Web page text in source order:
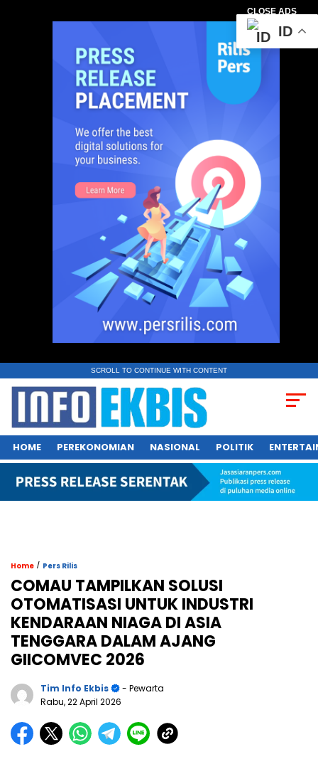
CLOSE ADS
SCROLL TO CONTINUE WITH CONTENT
HOME PEREKONOMIAN NASIONAL POLITIK
Home / Pers Rilis
COMAU TAMPILKAN SOLUSI
OTOMATISASI UNTUK INDUSTRI
KENDARAAN NIAGA DI ASIA
TENGGARA DALAM AJANG
GIICOMVEC 2026
Tim Info Ekbis
- Pewarta
Rabu, 22 April 2026
ID